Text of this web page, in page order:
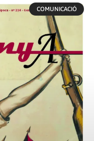
COMUNICACIÓ